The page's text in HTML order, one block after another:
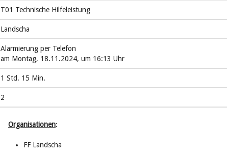
T01 Technische Hilfeleistung
Landscha
Alarmierung per Telefon
am Montag, 18.11.2024, um 16:13 Uhr
1 Std. 15 Min.
2
Organisationen:
FF Landscha